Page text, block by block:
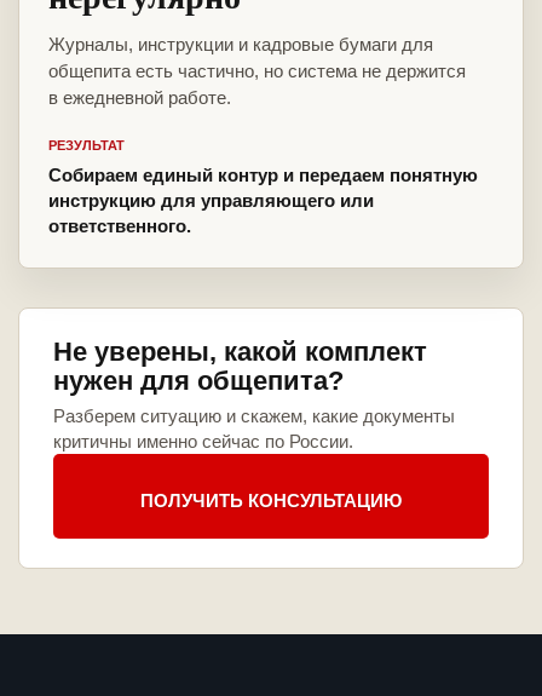
Журналы, инструкции и кадровые бумаги для
общепита есть частично, но система не держится
в ежедневной работе.
РЕЗУЛЬТАТ
Собираем единый контур и передаем понятную
инструкцию для управляющего или
ответственного.
Не уверены, какой комплект
нужен для общепита?
Разберем ситуацию и скажем, какие документы
критичны именно сейчас по России.
ПОЛУЧИТЬ КОНСУЛЬТАЦИЮ